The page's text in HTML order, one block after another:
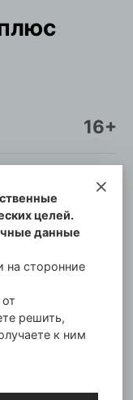
16+
ПИ №57-
сфере связи,
целей.
данные
на сторонние
решить,
к ним